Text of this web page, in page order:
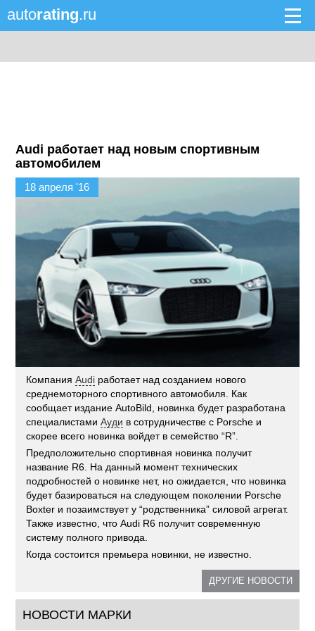
autorating.ru
Audi работает над новым спортивным
автомобилем
18 апреля '16
КомпанияAudi работает над созданием нового
среднемоторного спортивного автомобиля. Как
сообщает издание AutoBild, новинка будет разработана
специалистамиАуди в сотрудничестве с Porsche и
скорее всего новинка войдет в семейство “R”.
Предположительно спортивная новинка получит
название R6. На данный момент технических
подробностей о новинке нет, но ожидается, что новинка
будет базироваться на следующем поколении Porsche
Boxter и позаимствует у “родственника” силовой агрегат.
Также известно, что Audi R6 получит современную
систему полного привода.
Когда состоится премьера новинки, не известно.
ДРУГИЕ НОВОСТИ
НОВОСТИ МАРКИ